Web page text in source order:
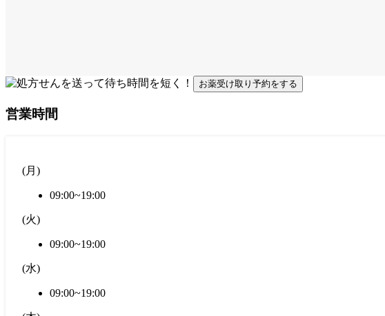
お薬受け取り予約をする
営業時間
(月 )
09:00~19:00
(火)
09:00~19:00
(水)
09:00~19:00